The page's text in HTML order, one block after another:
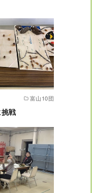
富山10団
戦